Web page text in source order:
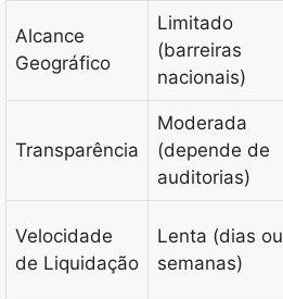
Alcance
Geográfico
Limitado
(barreiras
nacionais)
Transparência
Moderada
(depende de
auditorias)
Velocidade
de Liquidação
Lenta (dias ou
semanas)